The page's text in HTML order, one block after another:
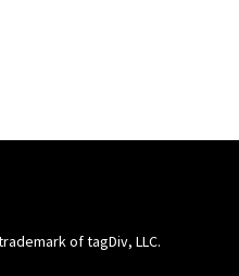
of tagDiv, LLC.